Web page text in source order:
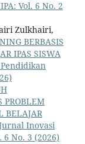
Vol. 6 No. 2
Zulkhairi,
BERBASIS
IPAS SISWA
PROBLEM
BELAJAR
Inovasi
No. 3 (2026)